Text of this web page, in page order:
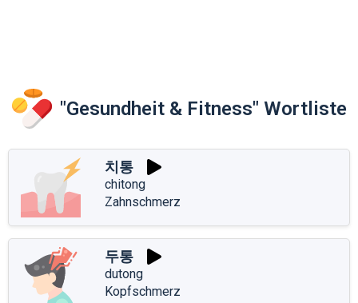
"Gesundheit & Fitness" Wortliste
치통
chitong
Zahnschmerz
두통
dutong
Kopfschmerz